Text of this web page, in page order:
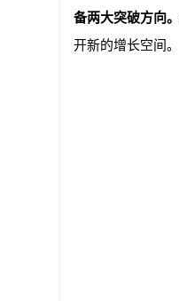
备两大突破方向。
开新的增长空间。